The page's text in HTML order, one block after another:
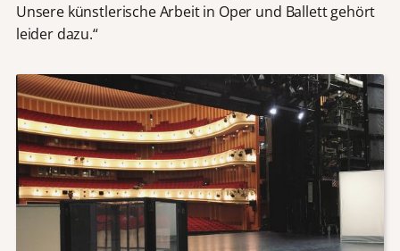
Unsere künstlerische Arbeit in Oper und Ballett gehört
leider dazu.“